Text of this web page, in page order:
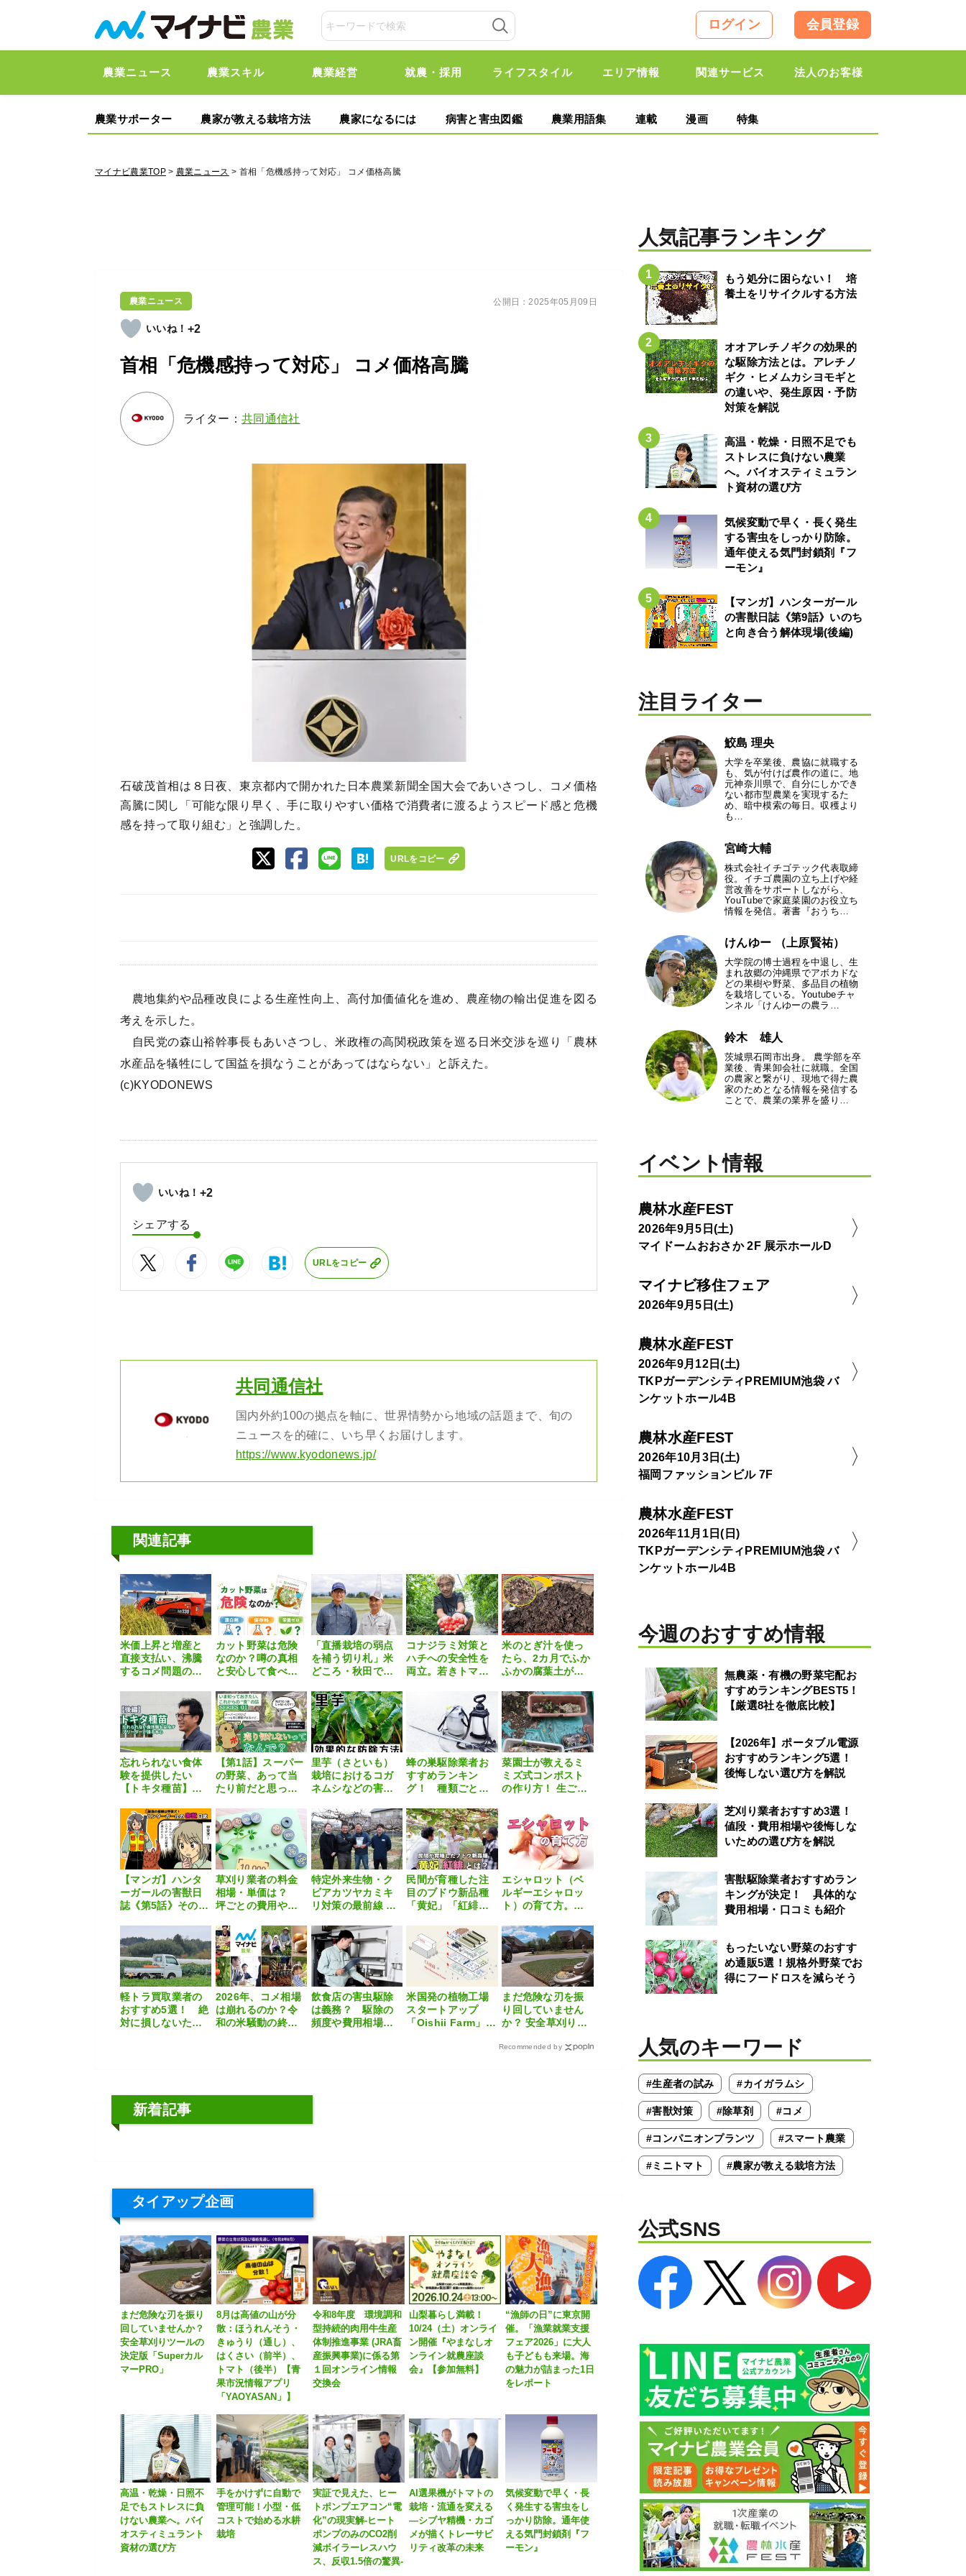
ログイン 会員登録
農業ニュース 農業スキル 農業経営 就農・採用 ライフスタイル エリア情報 関連サービス 法人のお客様
農業サポーター 農家が教える栽培方法 農家になるには 病害と害虫図鑑 農業用語集 連載 漫画 特集
マイナビ農業TOP> 農業ニュース > 首相「危機感持って対応」 コメ価格高騰
農業ニュース
+2
首相「危機感持って対応」 コメ価格高騰
ライター：共同通信社
公開日：2025年05月09日
石破茂首相は８日夜、東京都内で開かれた日本農業新聞全国大会であいさつし、コメ価格
高騰に関し「可能な限り早く、手に取りやすい価格で消費者に渡るようスピード感と危機
感を持って取り組む」と強調した。
URLをコピー
農地集約や品種改良による生産性向上、高付加価値化を進め、農産物の輸出促進を図る
考えを示した。
自民党の森山裕幹事長もあいさつし、米政権の高関税政策を巡る日米交渉を巡り「農林
水産品を犠牲にして国益を損なうことがあってはならない」と訴えた。
(c)KYODONEWS
+2
シェアする
URLをコピー
共同通信社
国内外約100の拠点を軸に、世界情勢から地域の話題まで、旬の
ニュースを的確に、いち早くお届けします。
https://www.kyodonews.jp/
関連記事
米価上昇と増産と
直接支払い、沸騰
するコメ問題の先
カット野菜は危険
なのか？噂の真相
と安心して食べる
「直播栽培の弱点
を補う切り札」米
どころ・秋田で広
によるイネミズゾ
ウムシ対策
コナジラミ対策と
ハチへの安全性を
両立。若きトマト
コン®SL」で描く
持続可能な防除戦
略
米のとぎ汁を使っ
たら、2カ月でふか
ふかの腐葉土がで
忘れられない食体
験を提供したい
【トキタ種苗】ブ
インタビュー【種
苗メーカー探訪記
Vol.6｜後編】
【第1話】スーパー
の野菜、あって当
たり前だと思って
い仕組みがあった
【いま知っておき
たい、これから
の”食”の話】
里芋（さといも）
栽培におけるコガ
ネムシなどの害虫
除方法おすすめ5選
を紹介
蜂の巣駆除業者お
すすめランキン
グ！ 種類ごとの
選び方を解説
菜園士が教えるミ
ミズ式コンポスト
の作り方！ 生ごみ
けるマル秘テクニ
ックを伝授
【マンガ】ハンタ
ーガールの害獣日
誌《第5話》その名
草刈り業者の料金
相場・単価は？
坪ごとの費用や安
底解説
特定外来生物・ク
ビアカツヤカミキ
リ対策の最前線 〜
果樹害虫防除の現
在地〜
民間が育種した注
目のブドウ新品種
「黄妃」「紅緋」
エシャロット（ベ
ルギーエシャロッ
ト）の育て方。栽
いためのポイント
を農家が解説
軽トラ買取業者の
おすすめ5選！ 絶
対に損しないため
2026年、コメ相場
は崩れるのか？令
和の米騒動の終わ
飲食店の害虫駆除
は義務？ 駆除の
頻度や費用相場、
米国発の植物工場
スタートアップ
「Oishii Farm」が
まだ危険な刃を振
り回していません
か？ 安全草刈りツ
「Superカルマー
Recommended by
新着記事
タイアップ企画
まだ危険な刃を振り
回していませんか？
安全草刈りツールの
決定版「Superカル
マーPRO」
8月は高値の山が分
散：ほうれんそう・
きゅうり（通し）、
はくさい（前半）、
トマト（後半）【青
果市況情報アプリ
「YAOYASAN」】
令和8年度 環境調和
型持続的肉用牛生産
体制推進事業 (JRA畜
産振興事業)に係る第
１回オンライン情報
交換会
山梨暮らし満載！
10/24（土）オンライ
ン開催『やまなしオ
ンライン就農座談
会』【参加無料】
“漁師の日”に東京開
催。「漁業就業支援
フェア2026」に大人
も子どもも来場。海
の魅力が詰まった1日
をレポート
高温・乾燥・日照不
足でもストレスに負
けない農業へ。バイ
オスティミュラント
資材の選び方
手をかけずに自動で
管理可能！小型・低
コストで始める水耕
栽培
実証で見えた、ヒー
トポンプエアコン“電
化”の現実解-ヒート
ポンプのみのCO2削
減ボイラーレスハウ
ス、反収1.5倍の驚異-
AI選果機がトマトの
栽培・流通を変える
―シブヤ精機・カゴ
メが描くトレーサビ
リティ改革の未来
気候変動で早く・長
く発生する害虫をし
っかり防除。通年使
える気門封鎖剤『フ
ーモン』
人気記事ランキング
もう処分に困らない！ 培
養土をリサイクルする方法
オオアレチノギクの効果的
な駆除方法とは。アレチノ
ギク・ヒメムカシヨモギと
の違いや、発生原因・予防
対策を解説
高温・乾燥・日照不足でも
ストレスに負けない農業
へ。バイオスティミュラン
ト資材の選び方
気候変動で早く・長く発生
する害虫をしっかり防除。
通年使える気門封鎖剤『フ
ーモン』
【マンガ】ハンターガール
の害獣日誌《第9話》いのち
と向き合う解体現場(後編)
注目ライター
鮫島 理央
大学を卒業後、農協に就職する
も、気が付けば農作の道に。地
元神奈川県で、自分にしかでき
ない都市型農業を実現するた
め、暗中模索の毎日。収穫より
も…
宮崎大輔
株式会社イチゴテック代表取締
役。イチゴ農園の立ち上げや経
営改善をサポートしながら、
YouTubeで家庭菜園のお役立ち
情報を発信。著書『おうち…
けんゆー （上原賢祐）
大学院の博士過程を中退し、生
まれ故郷の沖縄県でアボカドな
どの果樹や野菜、多品目の植物
を栽培している。Youtubeチャ
ンネル「けんゆーの農ラ…
鈴木 雄人
茨城県石岡市出身。 農学部を卒
業後、青果卸会社に就職。全国
の農家と繋がり、現地で得た農
家のためとなる情報を発信する
ことで、農業の業界を盛り…
イベント情報
農林水産FEST
2026年9月5日(土)
マイドームおおさか 2F 展示ホールD
マイナビ移住フェア
2026年9月5日(土)
農林水産FEST
2026年9月12日(土)
TKPガーデンシティPREMIUM池袋 バ
ンケットホール4B
農林水産FEST
2026年10月3日(土)
福岡ファッションビル 7F
農林水産FEST
2026年11月1日(日)
TKPガーデンシティPREMIUM池袋 バ
ンケットホール4B
今週のおすすめ情報
無農薬・有機の野菜宅配お
すすめランキングBEST5！
【厳選8社を徹底比較】
【2026年】ポータブル電源
おすすめランキング5選！
後悔しない選び方を解説
芝刈り業者おすすめ3選！
値段・費用相場や後悔しな
いための選び方を解説
害獣駆除業者おすすめラン
キングが決定！ 具体的な
費用相場・口コミも紹介
もったいない野菜のおすす
め通販5選！規格外野菜でお
得にフードロスを減らそう
人気のキーワード
#生産者の試み #カイガラムシ
#害獣対策 #除草剤 #コメ
#コンパニオンプランツ #スマート農業
#ミニトマト #農家が教える栽培方法
公式SNS